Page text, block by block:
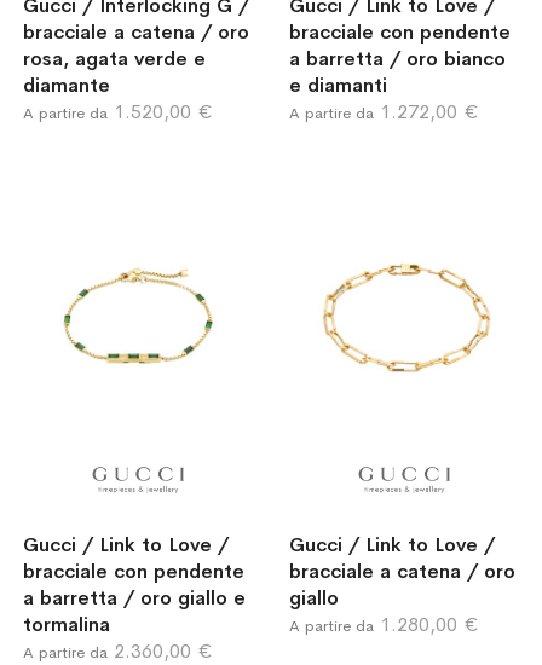
Gucci / Interlocking G /
bracciale a catena / oro
rosa, agata verde e
diamante
A partire da 1.520,00 €
Gucci / Link to Love /
bracciale con pendente
a barretta / oro bianco
e diamanti
A partire da 1.272,00 €
Gucci / Link to Love /
bracciale con pendente
a barretta / oro giallo e
tormalina
A partire da 2.360,00 €
Gucci / Link to Love /
bracciale a catena / oro
giallo
A partire da 1.280,00 €